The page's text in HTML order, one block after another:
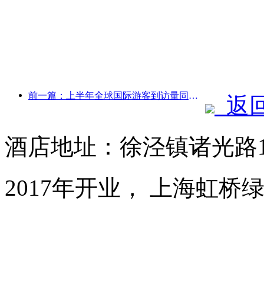
前一篇：上半年全球国际游客到访量同比增长5%
返
酒店地址：徐泾镇诸光
2017年开业， 上海虹